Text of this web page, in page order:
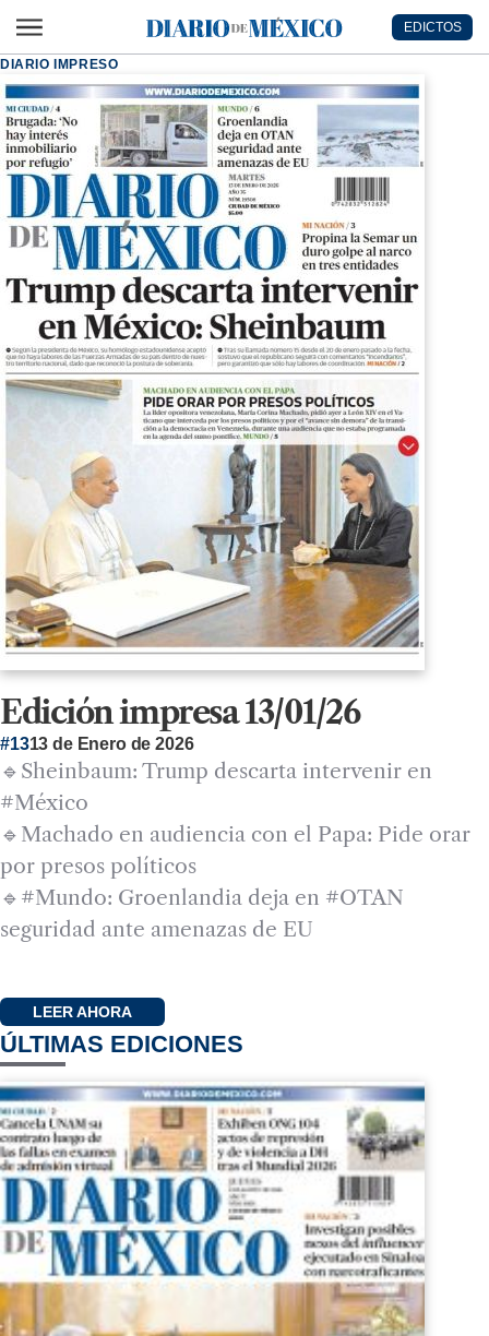
Diario de México
EDICTOS
DIARIO IMPRESO
Edición impresa 13/01/26
#1313 de Enero de 2026
🔹Sheinbaum: Trump descarta intervenir en
#México
🔹Machado en audiencia con el Papa: Pide orar
por presos políticos
🔹#Mundo: Groenlandia deja en #OTAN
seguridad ante amenazas de EU
LEER AHORA
ÚLTIMAS EDICIONES